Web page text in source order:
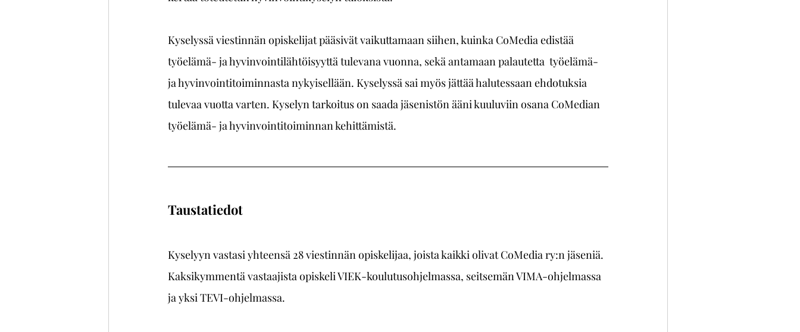
Kyselyssä viestinnän opiskelijat pääsivät vaikuttamaan siihen, kuinka CoMedia edistää
työelämä- ja hyvinvointilähtöisyyttä tulevana vuonna, sekä antamaan palautetta  työelämä-
ja hyvinvointitoiminnasta nykyisellään. Kyselyssä sai myös jättää halutessaan ehdotuksia
tulevaa vuotta varten. Kyselyn tarkoitus on saada jäsenistön ääni kuuluviin osana CoMedian
työelämä- ja hyvinvointitoiminnan kehittämistä.
Taustatiedot
Kyselyyn vastasi yhteensä 28 viestinnän opiskelijaa, joista kaikki olivat CoMedia ry:n jäseniä.
Kaksikymmentä vastaajista opiskeli VIEK-koulutusohjelmassa, seitsemän VIMA-ohjelmassa
ja yksi TEVI-ohjelmassa.